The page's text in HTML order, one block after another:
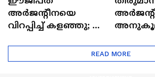
അർജന്റീനയെ
വിറപ്പിച്ച് കളഞ്ഞു; ​
അങ്ങ് ദുബായിലും
പരാതി
READ MORE